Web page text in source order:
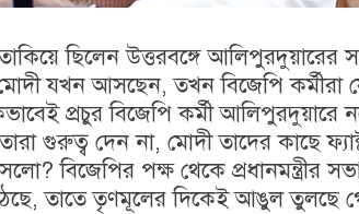
ছিলেন উত্তরবঙ্গে আলিপুরদুয়ারের
যখন আসছেন, তখন বিজেপি কর্মীরা
প্রচুর বিজেপি কর্মী আলিপুরদুয়ারে
গুরুত্ব দেন না, মোদী তাদের কাছে
বিজেপির পক্ষ থেকে প্রধানমন্ত্রীর
তাতে তৃণমূলের দিকেই আঙুল তুলছে